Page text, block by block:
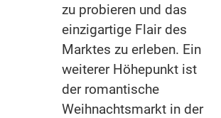
zu probieren und das
einzigartige Flair des
Marktes zu erleben. Ein
weiterer Höhepunkt ist
der romantische
Weihnachtsmarkt in der